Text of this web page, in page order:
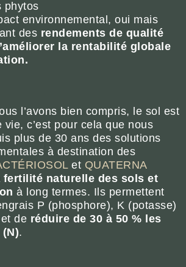
phytos
environnemental, oui mais
des rendements de qualité
’améliorer la rentabilité globale
l’avons bien compris, le sol est
vie, c’est pour cela que nous
plus de 30 ans des solutions
à destination des
et QUATERNA
fertilité naturelle des sols et
à long termes. Ils permettent
P (phosphore), K (potasse)
de réduire de 30 à 50 % les
.